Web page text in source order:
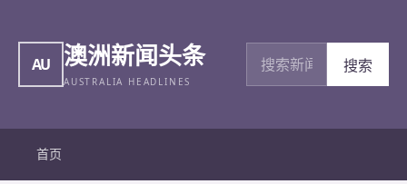
AU 澳洲新闻头条
AUSTRALIA HEADLINES
搜索新闻
搜索
首页